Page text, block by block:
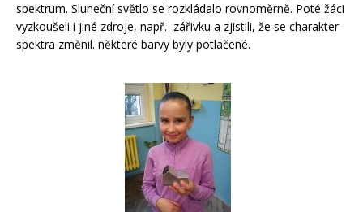
spektrum. Sluneční světlo se rozkládalo rovnoměrně. Poté žáci
vyzkoušeli i jiné zdroje, např. zářivku a zjistili, že se charakter
spektra změnil. některé barvy byly potlačené.